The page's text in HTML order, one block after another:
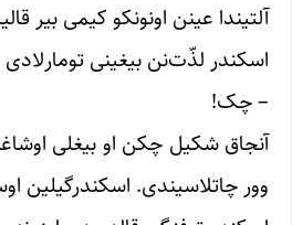
آلتیندا عینن اونونکو کیمی بیر
اسکندر لذّت‌نن بیغینی
– چک!
آنجاق شکیل چکن او بیغلی
وور چاتلاسیندی. اسکندرگیلین